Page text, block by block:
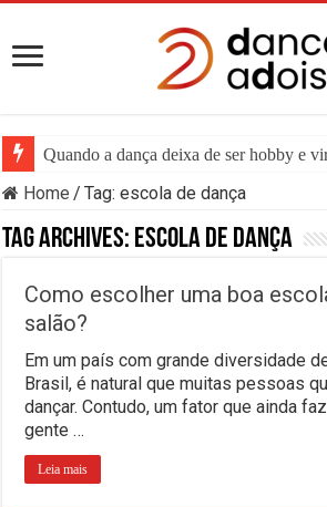
Quando a dança deixa de ser hobby e
Home / Tag:escola de dança
Tag Archives: escola de dança
Como escolher uma boa
salão?
Em um país com grande diversidade
Brasil, é natural que muitas pessoas
dançar. Contudo, um fator que ainda
gente …
Leia mais